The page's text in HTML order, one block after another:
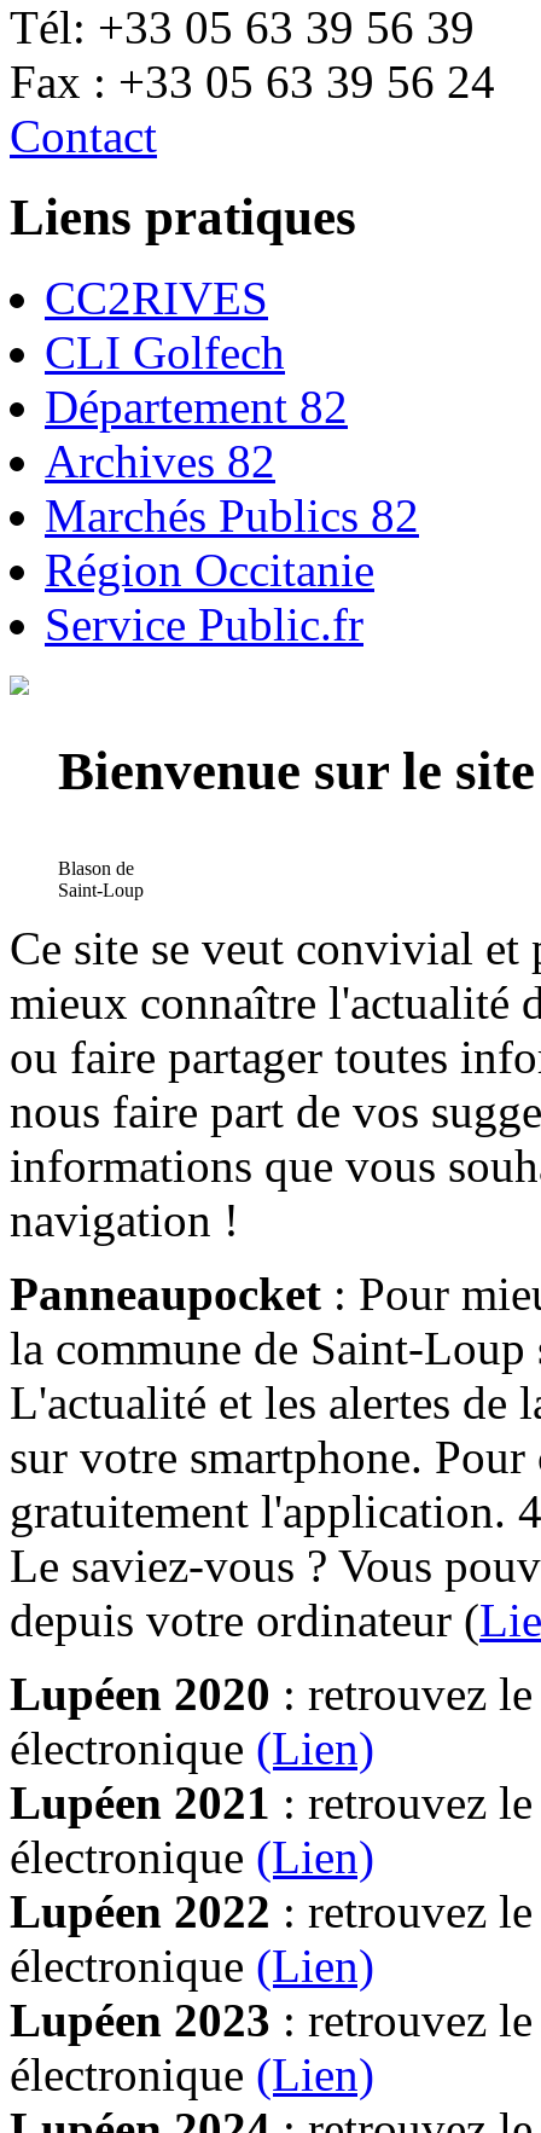
Tél: +33 05 63 39 56 39
Fax : +33 05 63 39 56 24
Contact
Liens pratiques
CC2RIVES
CLI Golfech
Département 82
Archives 82
Marchés Publics 82
Région Occitanie
Service Public.fr
Bienvenue sur le
Blason de
Saint-Loup
Ce site se veut convivial et
mieux connaître l'actualité
ou faire partager toutes
nous faire part de vos
informations que vous
navigation !
Panneaupocket : Pour
la commune de Saint-Loup
L'actualité et les alertes de
sur votre smartphone.
gratuitement l'application.
Le saviez-vous ? Vous
depuis votre ordinateur (
Lupéen 2020 : retrouvez
électronique (Lien)
Lupéen 2021 : retrouvez
électronique (Lien)
Lupéen 2022 : retrouvez
électronique (Lien)
Lupéen 2023 : retrouvez
électronique (Lien)